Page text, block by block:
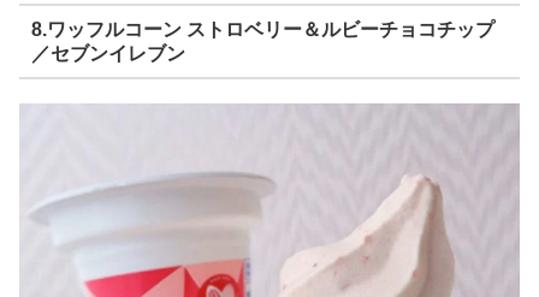
8.ワッフルコーン ストロベリー＆ルビーチョコチップ
／セブンイレブン